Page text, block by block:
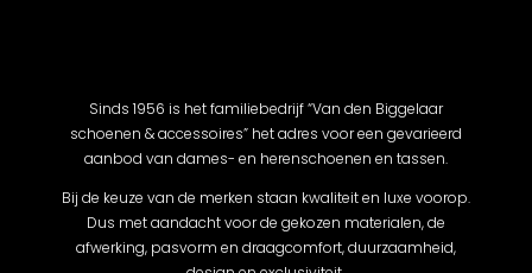
Sinds 1956 is het familiebedrijf “Van den Biggelaar
schoenen & accessoires” het adres voor een gevarieerd
aanbod van dames- en herenschoenen en tassen.
Bij de keuze van de merken staan kwaliteit en luxe voorop.
Dus met aandacht voor de gekozen materialen, de
afwerking, pasvorm en draagcomfort, duurzaamheid,